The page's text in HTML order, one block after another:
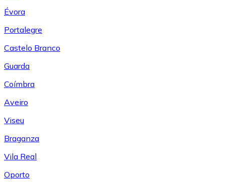
Évora
Portalegre
Castelo Branco
Guarda
Coímbra
Aveiro
Viseu
Braganza
Vila Real
Oporto